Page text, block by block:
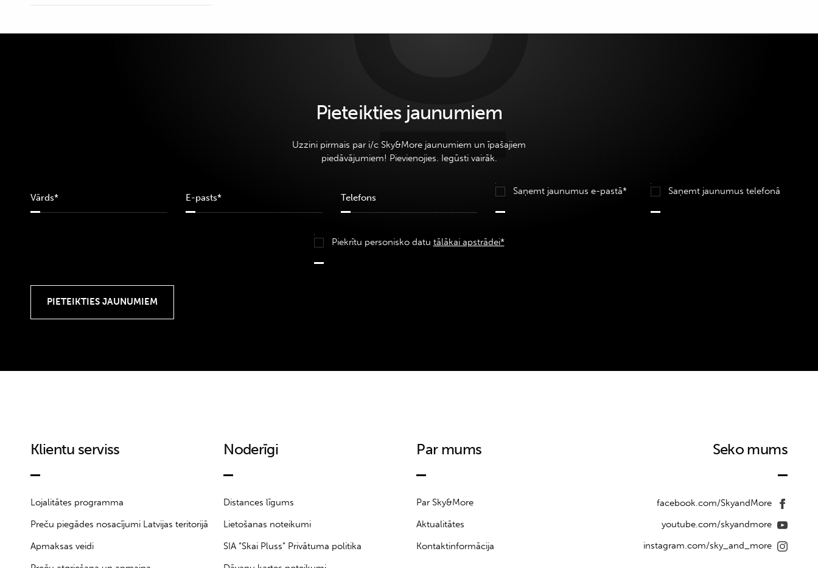
37
80
85
M
Pieteikties jaunumiem
Uzzini pirmais par i/c Sky&More jaunumiem un īpašajiem
piedāvājumiem! Pievienojies. Iegūsti vairāk.
Saņemt jaunumus e-pastā* Saņemt jaunumus telefonā
Piekrītu personisko datu tālākai apstrādei*
Klientu serviss
Lojalitātes programma
Preču piegādes nosacījumi Latvijas teritorijā
Apmaksas veidi
Noderīgi
Distances līgums
Lietošanas noteikumi
SIA “Skai Pluss” Privātuma politika
Par mums
Par Sky&More
Aktualitātes
Kontaktinformācija
Seko mums
facebook.com/SkyandMore
youtube.com/skyandmore
instagram.com/sky_and_more